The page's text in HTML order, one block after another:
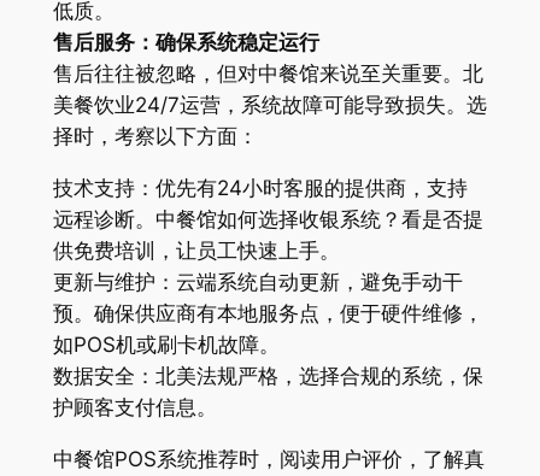
低质。
售后服务：确保系统稳定运行
售后往往被忽略，但对中餐馆来说至关重要。北
美餐饮业24/7运营，系统故障可能导致损失。选
择时，考察以下方面：
技术支持：优先有24小时客服的提供商，支持
远程诊断。中餐馆如何选择收银系统？看是否提
供免费培训，让员工快速上手。
更新与维护：云端系统自动更新，避免手动干
预。确保供应商有本地服务点，便于硬件维修，
如POS机或刷卡机故障。
数据安全：北美法规严格，选择合规的系统，保
护顾客支付信息。
中餐馆POS系统推荐时，阅读用户评价，了解真